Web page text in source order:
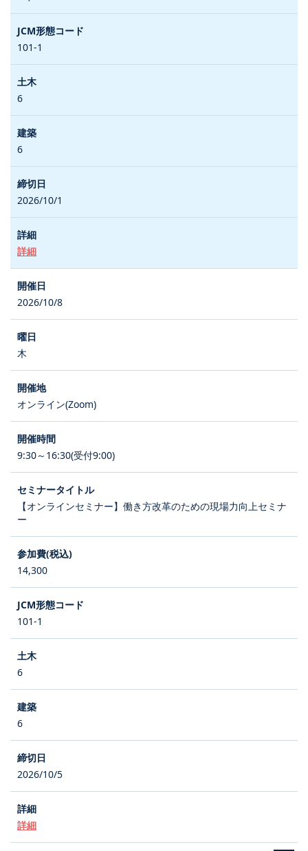
101-1
6
6
2026/10/1
詳細
2026/10/8
木
オンライン(Zoom)
9:30～16:30(受付9:00)
【オンラインセミナー】働き方改革のための現場力向上セミナ
ー
14,300
101-1
6
6
2026/10/5
詳細